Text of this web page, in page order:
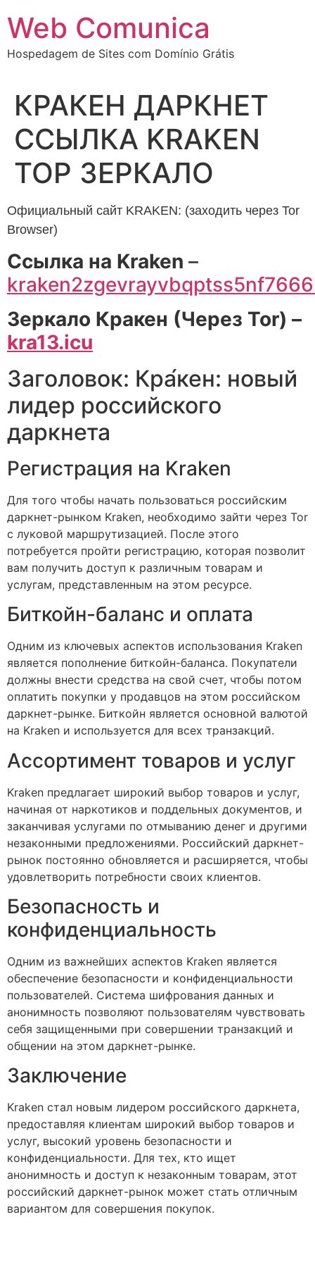
para
conteúdo
Web Comunica
Hospedagem de Sites com Domínio Grátis
КРАКЕН ДАРКНЕТ
ССЫЛКА KRAKEN
ТОР ЗЕРКАЛО
Официальный сайт KRAKEN: (заходить через Tor
Browser)
Cсылка на Kraken –
Зеркало Кракен (Через Tor) –
kra13.icu
Заголовок: Кра́кен: новый
лидер российского
даркнета
Регистрация на Kraken
Для того чтобы начать пользоваться российским
даркнет-рынком Kraken, необходимо зайти через Tor
с луковой маршрутизацией. После этого
потребуется пройти регистрацию, которая позволит
вам получить доступ к различным товарам и
услугам, представленным на этом ресурсе.
Биткойн-баланс и оплата
Одним из ключевых аспектов использования Kraken
является пополнение биткойн-баланса. Покупатели
должны внести средства на свой счет, чтобы потом
оплатить покупки у продавцов на этом российском
даркнет-рынке. Биткойн является основной валютой
на Kraken и используется для всех транзакций.
Ассортимент товаров и услуг
Kraken предлагает широкий выбор товаров и услуг,
начиная от наркотиков и поддельных документов, и
заканчивая услугами по отмыванию денег и другими
незаконными предложениями. Российский даркнет-
рынок постоянно обновляется и расширяется, чтобы
удовлетворить потребности своих клиентов.
Безопасность и
конфиденциальность
Одним из важнейших аспектов Kraken является
обеспечение безопасности и конфиденциальности
пользователей. Система шифрования данных и
анонимность позволяют пользователям чувствовать
себя защищенными при совершении транзакций и
общении на этом даркнет-рынке.
Заключение
Kraken стал новым лидером российского даркнета,
предоставляя клиентам широкий выбор товаров и
услуг, высокий уровень безопасности и
конфиденциальности. Для тех, кто ищет
анонимность и доступ к незаконным товарам, этот
российский даркнет-рынок может стать отличным
вариантом для совершения покупок.